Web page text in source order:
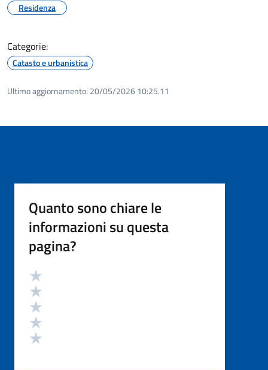
Residenza
Categorie:
Catasto e urbanistica
Ultimo aggiornamento: 20/05/2026 10:25.11
Quanto sono chiare le
informazioni su questa
pagina?
Valutazione